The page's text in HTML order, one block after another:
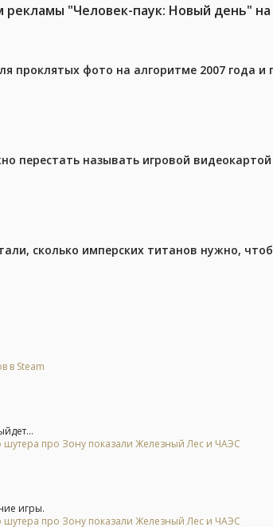
"Человек-паук: Новый день"
проклятых фото на алгоритме 2007 года
перестать называть игровой
сколько имперских титанов нужно,
в Steam
про Зону показали Железный Лес и ЧАЭС
игры.
про Зону показали Железный Лес и ЧАЭС